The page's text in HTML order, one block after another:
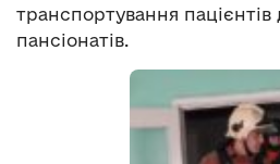
транспортування пацієнтів
пансіонатів.